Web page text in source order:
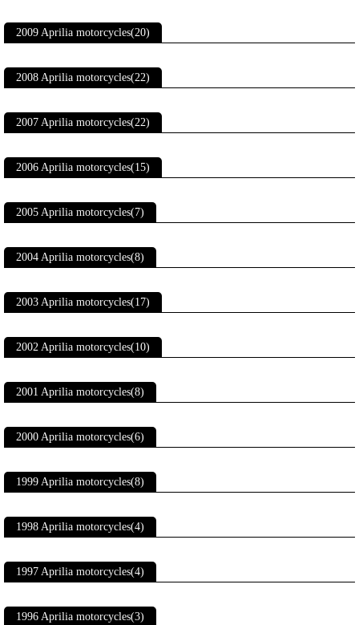
2009 Aprilia motorcycles(20)
2008 Aprilia motorcycles(22)
2007 Aprilia motorcycles(22)
2006 Aprilia motorcycles(15)
2005 Aprilia motorcycles(7)
2004 Aprilia motorcycles(8)
2003 Aprilia motorcycles(17)
2002 Aprilia motorcycles(10)
2001 Aprilia motorcycles(8)
2000 Aprilia motorcycles(6)
1999 Aprilia motorcycles(8)
1998 Aprilia motorcycles(4)
1997 Aprilia motorcycles(4)
1996 Aprilia motorcycles(3)